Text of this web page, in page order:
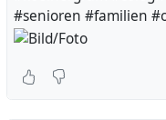
#senioren #familien